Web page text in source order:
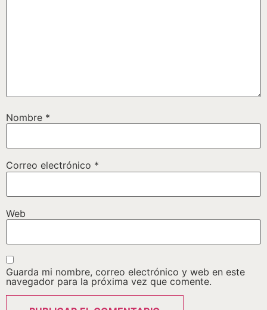
Nombre *
Correo electrónico *
Web
Guarda mi nombre, correo electrónico y web en este
navegador para la próxima vez que comente.